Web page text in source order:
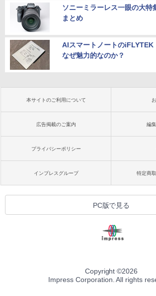
ソニーミラーレス一眼の大特
まとめ
AIスマートノートのiFLYTEK
なぜ魅力的なのか？
本サイトのご利用について
広告掲載のご案内 編
プライバシーポリシー
インプレスグループ 特定商
PC版で見る
Copyright ©2026
Impress Corporation. All rights